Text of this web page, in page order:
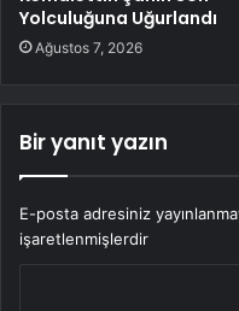
Yolculuğuna Uğurlandı
Ağustos 7, 2026
Bir yanıt yazın
E-posta adresiniz
işaretlenmişlerdir